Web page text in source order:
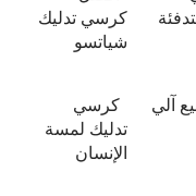
كرسي تدليك
شياتسو
آلي
كرسي
تدليك لمسة
الإنسان